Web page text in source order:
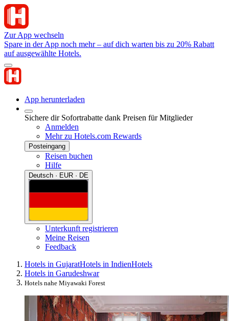
Zur App wechseln
Spare in der App noch mehr – auf dich warten bis zu 20% Rabatt
auf ausgewählte Hotels.
App herunterladen
Sichere dir Sofortrabatte dank Preisen für Mitglieder
Anmelden
Mehr zu Hotels.com Rewards
Posteingang
Reisen buchen
Hilfe
Deutsch · EUR · DE
Unterkunft registrieren
Meine Reisen
Feedback
Hotels in GujaratHotels in IndienHotels
Hotels in Garudeshwar
Hotels nahe Miyawaki Forest